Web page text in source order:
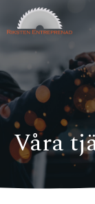
Våra